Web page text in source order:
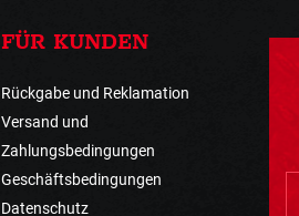
FÜR KUNDEN
Rückgabe und Reklamation
Versand und
Zahlungsbedingungen
Geschäftsbedingungen
Datenschutz